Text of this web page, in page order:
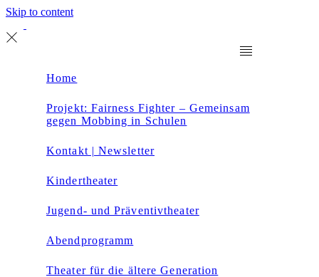
Skip to content
Home
Projekt: Fairness Fighter – Gemeinsam
gegen Mobbing in Schulen
Kontakt | Newsletter
Kindertheater
Jugend- und Präventivtheater
Abendprogramm
Theater für die ältere Generation